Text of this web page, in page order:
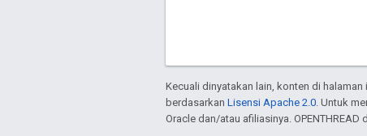
Kecuali dinyatakan lain, konten di
berdasarkan Lisensi Apache 2.0 . Untuk
Oracle dan/atau afiliasinya.